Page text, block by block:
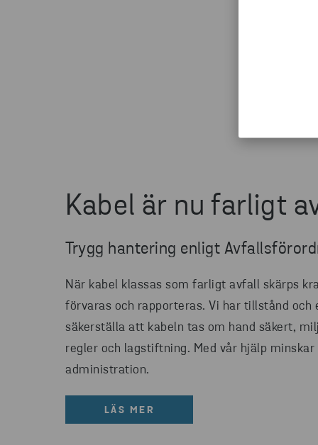
Kabel är nu farligt
Trygg hantering enligt
När kabel klassas som farligt avfall skärps
förvaras och rapporteras. Vi har tillstånd
säkerställa att kabeln tas om hand säkert,
regler och lagstiftning. Med vår hjälp
administration.
LÄS MER